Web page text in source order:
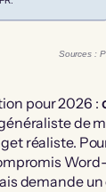
Sources :
pour 2026 :
de
réaliste.
demande